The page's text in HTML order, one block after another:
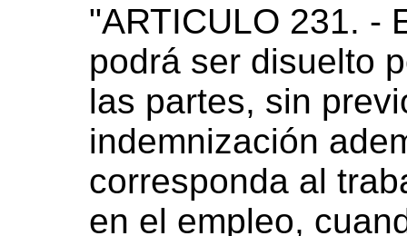
"ARTICULO 231. -
podrá ser disuelto
las partes, sin
indemnización
corresponda al
en el empleo,